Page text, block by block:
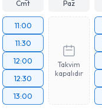
Cmt Paz
11:00
11:30
12:00
12:30
13:00
Takvim
kapalıdır